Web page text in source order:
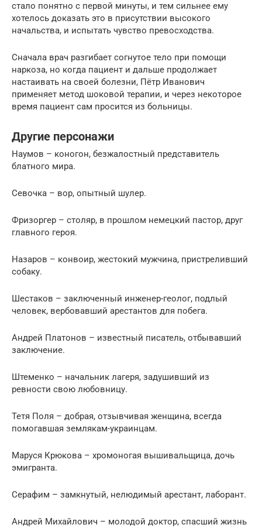
стало понятно с первой минуты, и тем сильнее ему
хотелось доказать это в присутствии высокого
начальства, и испытать чувство превосходства.
Сначала врач разгибает согнутое тело при помощи
наркоза, но когда пациент и дальше продолжает
настаивать на своей болезни, Пётр Иванович
применяет метод шоковой терапии, и через некоторое
время пациент сам просится из больницы.
Другие персонажи
Наумов – коногон, безжалостный представитель
блатного мира.
Севочка – вор, опытный шулер.
Фризоргер – столяр, в прошлом немецкий пастор, друг
главного героя.
Назаров – конвоир, жестокий мужчина, пристреливший
собаку.
Шестаков – заключенный инженер-геолог, подлый
человек, вербовавший арестантов для побега.
Андрей Платонов – известный писатель, отбывавший
заключение.
Штеменко – начальник лагеря, задушивший из
ревности свою любовницу.
Тетя Поля – добрая, отзывчивая женщина, всегда
помогавшая землякам-украинцам.
Маруся Крюкова – хромоногая вышивальщица, дочь
эмигранта.
Серафим – замкнутый, нелюдимый арестант, лаборант.
Андрей Михайлович – молодой доктор, спасший жизнь